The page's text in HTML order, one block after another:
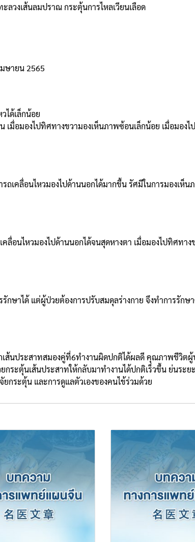
ลวงเส้นลมปราณ กระตุ้นการไหลเวียนเลือด
ษายน 2565
ได้เล็กน้อย
เมื่อมองไปทิศทางขวามองเห็นภาพซ้อนเล็กน้อย เมื่อมอง
ถเคลื่อนไหวมองไปด้านนอกได้มากขึ้น รัศมีในการมองเ
คลื่อนไหวมองไปด้านนอกได้จนสุดหางตา เมื่อมองไปทิศท
ษาได้ แต่ผู้ป่วยต้องการปรับสมดุลร่างกาย จึงทำการรัก
ประสาทสมองคู่ที่6ทำงานผิดปกติได้ผลดี คุณภาพชีวิตผู้
กระตุ้นเส้นประสาทให้กลับมาทำงานได้ปกติเร็วขึ้น ย่นร
ยกระตุ้น และการดูแลตัวเองของคนไข้ร่วมด้วย